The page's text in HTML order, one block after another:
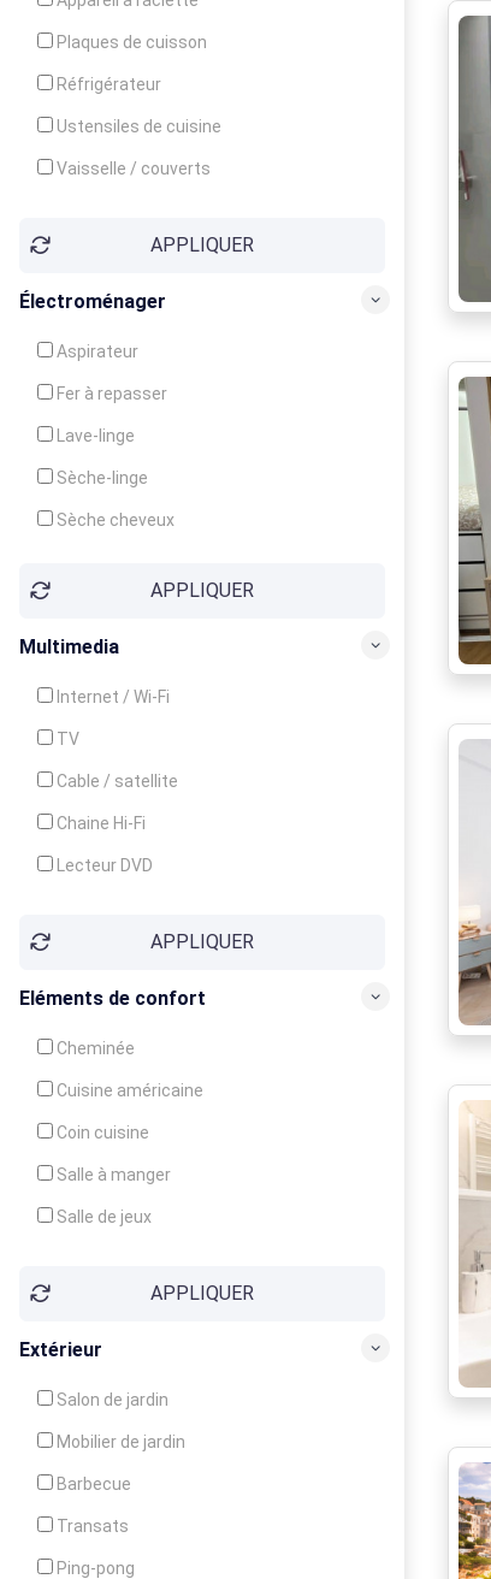
Plaques de cuisson
Réfrigérateur
Ustensiles de cuisine
Vaisselle / couverts
Congélateur
APPLIQUER
Électroménager
Aspirateur
Fer à repasser
Lave-linge
Sèche-linge
Sèche cheveux
APPLIQUER
Multimedia
Internet / Wi-Fi
TV
Cable / satellite
Chaine Hi-Fi
Lecteur DVD
APPLIQUER
Eléments de confort
Cheminée
Cuisine américaine
Coin cuisine
Salle à manger
Salle de jeux
Balcon / Terrasse
APPLIQUER
Extérieur
Salon de jardin
Mobilier de jardin
Barbecue
Transats
Ping-pong